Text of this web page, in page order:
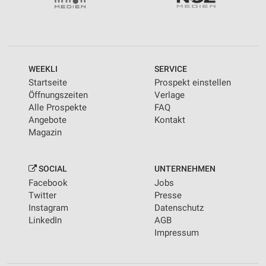
WEEKLI
Startseite
Öffnungszeiten
Alle Prospekte
Angebote
Magazin
SERVICE
Prospekt einstellen
Verlage
FAQ
Kontakt
SOCIAL
Facebook
Twitter
Instagram
LinkedIn
UNTERNEHMEN
Jobs
Presse
Datenschutz
AGB
Impressum
personalisierter Werbung
personalisierter Inhalte
Messung der Werbeleistung
Messung der Performance von Inhalten
Quellen
Entwicklung und Verbesserung der Angebote
Verwendung reduzierter Daten zur Auswahl von
Inhalten